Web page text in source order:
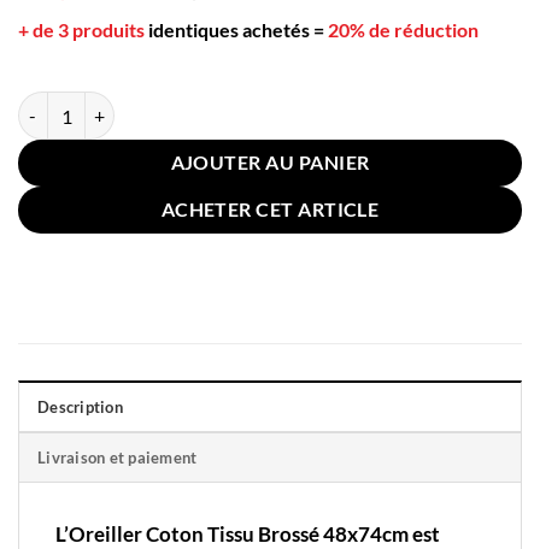
+ de 3 produits identiques achetés = 20% de réduction
quantité de Oreiller Coton Tissu Brossé 48x74cm
AJOUTER AU PANIER
ACHETER CET ARTICLE
Description
Livraison et paiement
L’Oreiller Coton Tissu Brossé 48x74cm est